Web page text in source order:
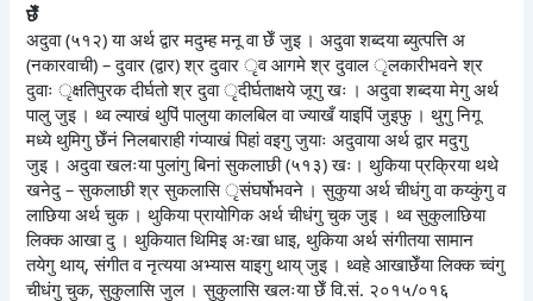
छेँ
अदुवा (५१२) या अर्थ द्वार मदुम्ह मनू वा छेँ जुइ । अदुवा शब्दया ब्युत्पत्ति अ
(नकारवाची) – दुवार (द्वार) श्र दुवार ृव आगमे श्र दुवाल ृलकारीभवने श्र
दुवाः ृक्षतिपुरक दीर्घतो श्र दुवा ृदीर्घताक्षये जूगु खः । अदुवा शब्दया मेगु अर्थ
पालु जुइ । थ्व ल्याखं थुपिं पालुया कालबिल वा ज्याखँ याइपिं जुइफु । थुगु निगू
मध्ये थुमिगु छेँनं निलबाराही गंप्याखं पिहां वइगु जुयाः अदुवाया अर्थ द्वार मदुगु
जुइ । अदुवा खलःया पुलांगु बिनां सुकलाछी (५१३) खः। थुकिया प्रक्रिया थथे
खनेदु – सुकलाछी श्र सुकलासि ृसंघर्षोभवने । सुकुया अर्थ चीधंगु वा कय्कुंगु व
लाछिया अर्थ चुक । थुकिया प्रायोगिक अर्थ चीधंगु चुक जुइ । थ्व सुकुलाछिया
लिक्क आखा दु । थुकियात थिमिइ अःखा धाइ, थुकिया अर्थ संगीतया सामान
तयेगु थाय्, संगीत व नृत्यया अभ्यास याइगु थाय् जुइ । थ्वहे आखाछेँया लिक्क च्वंगु
चीधंगु चुक, सुकुलासि जुल । सुकुलासि खलःया छेँ वि.सं. २०१५/०१६